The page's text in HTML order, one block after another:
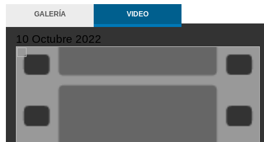
GALERÍA VIDEO
10 Octubre 2022
XDGVyvJOFpI